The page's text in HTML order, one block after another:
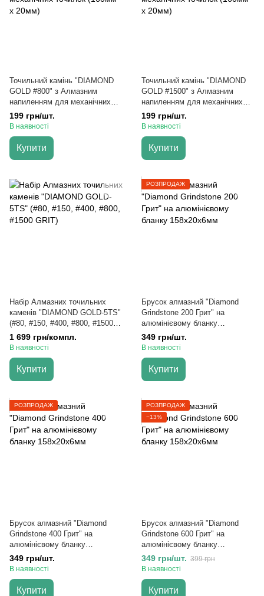
Точильний камінь "DIAMOND
GOLD #800" з Алмазним
напиленням для механічних
точилок (160мм х 20мм)
199 грн/шт.
В наявності
Купити
Точильний камінь "DIAMOND
GOLD #1500" з Алмазним
напиленням для механічних
точилок (160мм х 20мм)
199 грн/шт.
В наявності
Купити
Набір Алмазних точильних
каменів "DIAMOND GOLD-5TS"
(#80, #150, #400, #800, #1500
GRIT)
1 699 грн/компл.
В наявності
Купити
РОЗПРОДАЖ
Брусок алмазний "Diamond
Grindstone 200 Грит" на
алюмінієвому бланку
158х20х6мм
349 грн/шт.
В наявності
Купити
РОЗПРОДАЖ
Брусок алмазний "Diamond
Grindstone 400 Грит" на
алюмінієвому бланку
158х20х6мм
349 грн/шт.
В наявності
Купити
РОЗПРОДАЖ
−13%
Брусок алмазний "Diamond
Grindstone 600 Грит" на
алюмінієвому бланку
158х20х6мм
349 грн/шт. 399 грн
В наявності
Купити